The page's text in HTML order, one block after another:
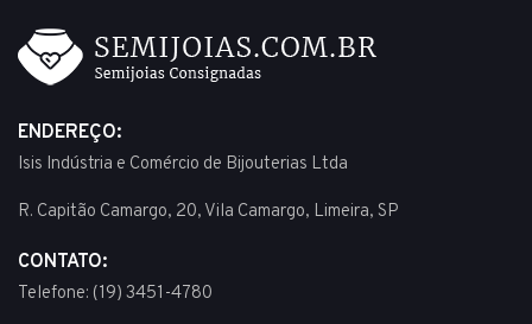
ENDEREÇO:
Isis Indústria e Comércio de Bijouterias Ltda
R. Capitão Camargo, 20, Vila Camargo, Limeira, SP
CONTATO:
Telefone: (19) 3451-4780